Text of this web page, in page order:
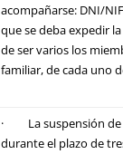
acompañarse: DNI/
que se deba expedir
de ser varios los
familiar, de cada uno
· La suspensión de
durante el plazo de